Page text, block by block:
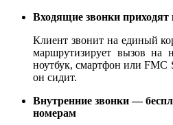
Входящие звонки приходят
Клиент звонит на единый
маршрутизирует вызов на
ноутбук, смартфон или FMC
он сидит.
Внутренние звонки —
номерам